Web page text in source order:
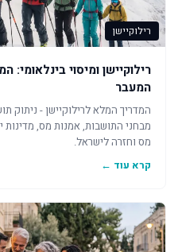
רילוקיישן
רילוקיישן ומיסוי בינלאומי:
המעבר
המדריך המלא לרילוקיישן - ניתוק
מס וחזרה לישראל.
קרא עוד ←